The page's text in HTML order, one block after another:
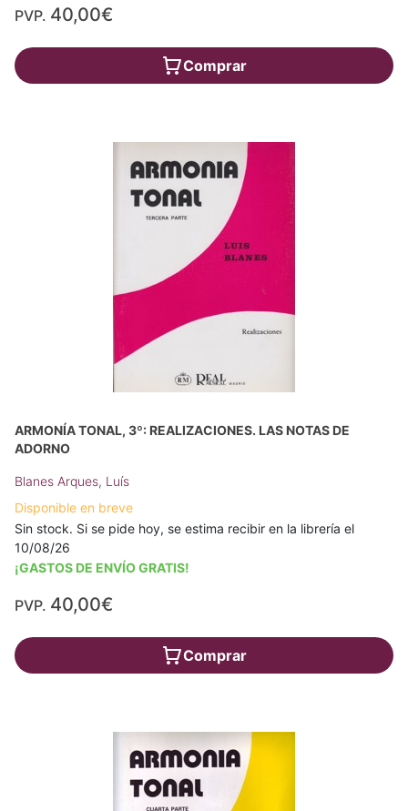
PVP. 40,00€
Comprar
ARMONÍA TONAL, 3º: REALIZACIONES. LAS NOTAS DE
ADORNO
Blanes Arques, Luís
Disponible en breve
Sin stock. Si se pide hoy, se estima recibir en la librería el
10/08/26
¡GASTOS DE ENVÍO GRATIS!
PVP. 40,00€
Comprar